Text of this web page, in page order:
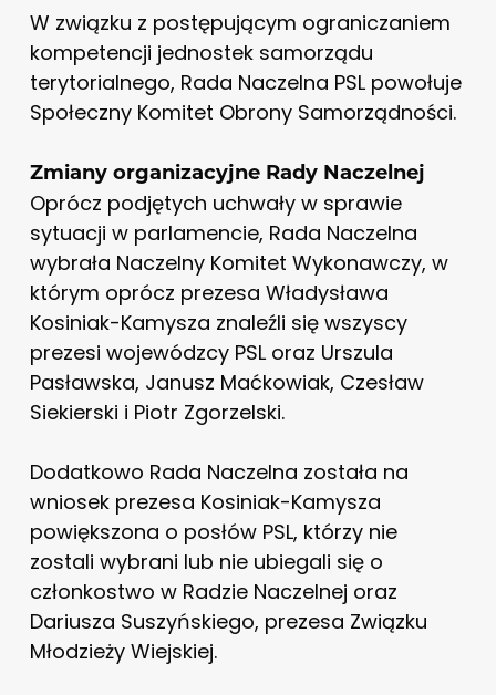
W związku z postępującym ograniczaniem
kompetencji jednostek samorządu
terytorialnego, Rada Naczelna PSL powołuje
Społeczny Komitet Obrony Samorządności.
Zmiany organizacyjne Rady Naczelnej
Oprócz podjętych uchwały w sprawie
sytuacji w parlamencie, Rada Naczelna
wybrała Naczelny Komitet Wykonawczy, w
którym oprócz prezesa Władysława
Kosiniak-Kamysza znaleźli się wszyscy
prezesi wojewódzcy PSL oraz Urszula
Pasławska, Janusz Maćkowiak, Czesław
Siekierski i Piotr Zgorzelski.
Dodatkowo Rada Naczelna została na
wniosek prezesa Kosiniak-Kamysza
powiększona o posłów PSL, którzy nie
zostali wybrani lub nie ubiegali się o
członkostwo w Radzie Naczelnej oraz
Dariusza Suszyńskiego, prezesa Związku
Młodzieży Wiejskiej.